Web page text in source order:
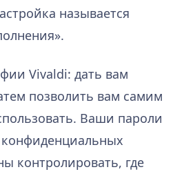
называется
Vivaldi: дать вам
позволить вам самим
Ваши пароли
контролировать, где